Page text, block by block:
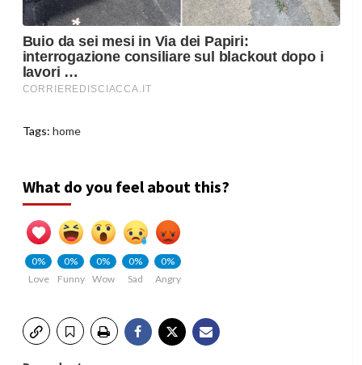
Tags: home
What do you feel about this?
0%
Love
0%
Funny
0%
Wow
0%
Sad
0%
Angry